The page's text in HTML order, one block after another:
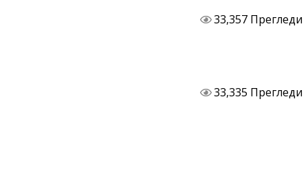
33,357 Прегледи
33,335 Прегледи